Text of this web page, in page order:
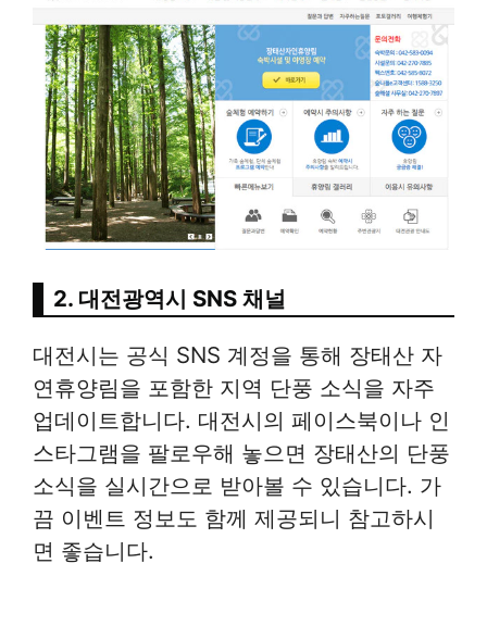
2. 대전광역시 SNS 채널
대전시는 공식 SNS 계정을 통해 장태산 자
연휴양림을 포함한 지역 단풍 소식을 자주
업데이트합니다. 대전시의 페이스북이나 인
스타그램을 팔로우해 놓으면 장태산의 단풍
소식을 실시간으로 받아볼 수 있습니다. 가
끔 이벤트 정보도 함께 제공되니 참고하시
면 좋습니다.